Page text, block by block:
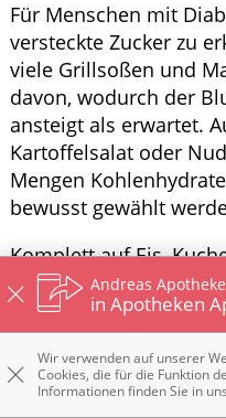
Für Menschen mit
versteckte Zucker zu
viele Grillsoßen und
davon, wodurch der
ansteigt als erwartet.
Kartoffelsalat oder
Mengen
bewusst gewählt
Komplett auf Eis,
verzichten ist nicht
Entscheidend ist, die
und den Einfluss auf
berücksichtigen.
Alternative darstellen.
Andreas Apotheke
in Apotheken
Wir verwenden auf unserer
Cookies, die für die Funktion
Informationen finden Sie in